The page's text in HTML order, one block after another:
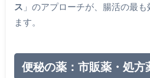
ス 」のアプローチが、腸活の最
ます。
便秘の薬：市販薬・処方